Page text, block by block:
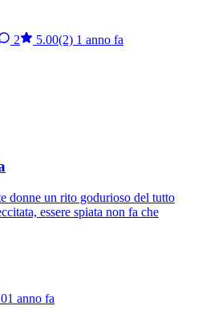
2 5.00(2) 1 anno fa
donne un rito godurioso del tutto
essere spiata non fa che
01 anno fa